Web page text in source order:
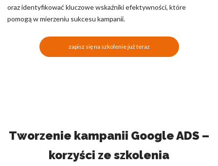
oraz identyfikować kluczowe wskaźniki efektywności, które
pomogą w mierzeniu sukcesu kampanii.
zapisz się na szkolenie już teraz
Tworzenie kampanii Google ADS –
korzyści ze szkolenia